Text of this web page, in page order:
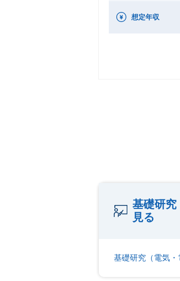
想定年収
基礎研究
見る
基礎研究（電気